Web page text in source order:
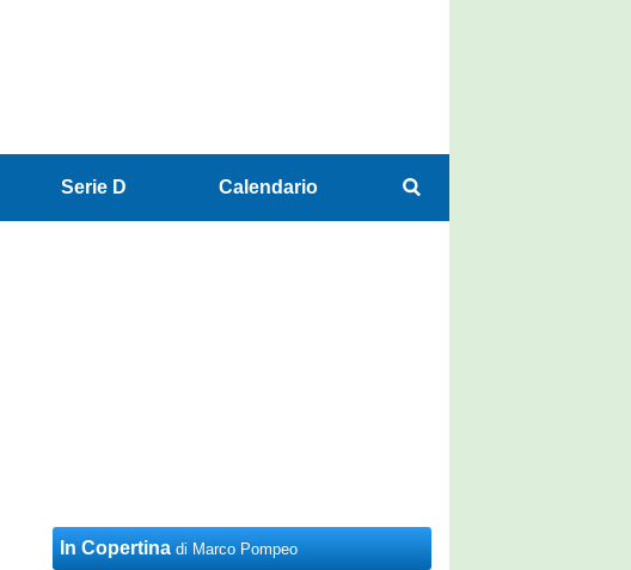
Serie D Calendario
In Copertina di Marco Pompeo